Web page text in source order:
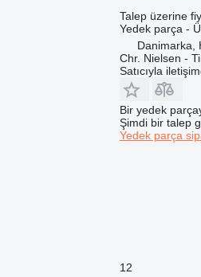
Talep üzerine
Yedek parça -
Danimarka,
Chr. Nielsen -
Satıcıyla
Bir yedek
Şimdi bir talep
Yedek parça
12